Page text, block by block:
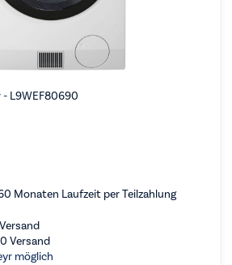
L9WEF80690
Monaten Laufzeit per Teilzahlung
Versand
Versand
möglich